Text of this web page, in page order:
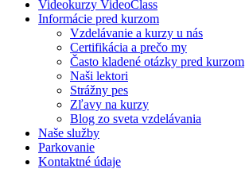
Videokurzy VideoClass
Informácie pred kurzom
Vzdelávanie a kurzy u nás
Certifikácia a prečo my
Často kladené otázky pred kurzom
Naši lektori
Strážny pes
Zľavy na kurzy
Blog zo sveta vzdelávania
Naše služby
Parkovanie
Kontaktné údaje